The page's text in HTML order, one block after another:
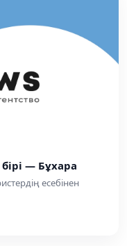
— Бұхара
есебінен